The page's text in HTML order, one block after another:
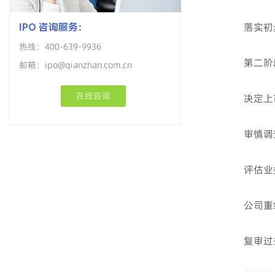
IPO 咨询服务：
热线：400-639-9936
邮箱：ipo@qianzhan.com.cn
在线咨询
落实
第二
决定
审慎
评估
公司
复审